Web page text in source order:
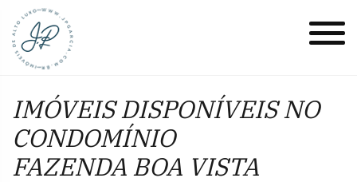
IMÓVEIS DISPONÍVEIS NO
CONDOMÍNIO
FAZENDA BOA VISTA